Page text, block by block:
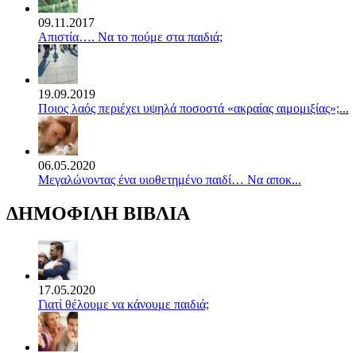
09.11.2017
Απιστία…. Να το πούμε στα παιδιά;
19.09.2019
Ποιος λαός περιέχει υψηλά ποσοστά «ακραίας αιμομιξίας»;...
06.05.2020
Mεγαλώνοντας ένα υιοθετημένο παιδί… Να αποκ...
ΔΗΜΟΦΙΛΗ ΒΙΒΛΙΑ
17.05.2020
Γιατί θέλουμε να κάνουμε παιδιά;